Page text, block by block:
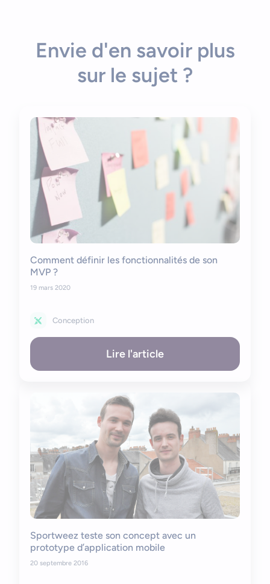
Envie d'en savoir plus
sur le sujet ?
Comment définir les fonctionnalités de son
MVP ?
19 mars 2020
Conception
Lire l'article
Sportweez teste son concept avec un
prototype d’application mobile
20 septembre 2016